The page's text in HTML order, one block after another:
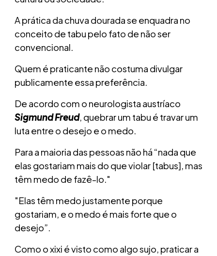
A prática da chuva dourada se enquadra no
conceito de tabu pelo fato de não ser
convencional.
Quem é praticante não costuma divulgar
publicamente essa preferência.
De acordo com o neurologista austríaco
Sigmund Freud, quebrar um tabu é travar um
luta entre o desejo e o medo.
Para a maioria das pessoas não há “nada que
elas gostariam mais do que violar [tabus], mas
têm medo de fazê-lo."
"Elas têm medo justamente porque
gostariam, e o medo é mais forte que o
desejo”.
Como o xixi é visto como algo sujo, praticar a